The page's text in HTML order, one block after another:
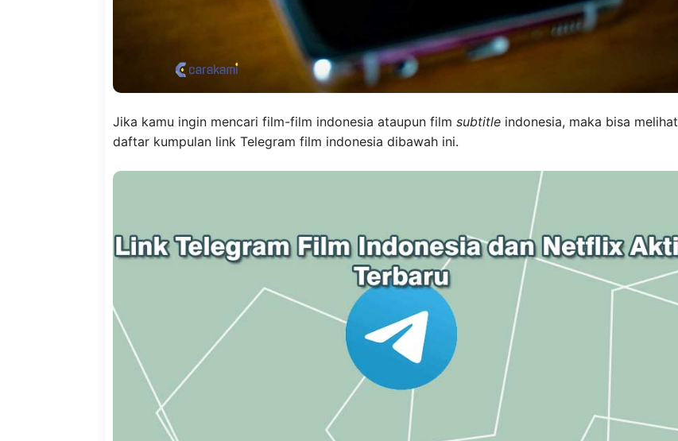
Jika kamu ingin mencari film-film indonesia ataupun film subtitle indonesia, maka bisa melihat
daftar kumpulan link Telegram film indonesia dibawah ini.